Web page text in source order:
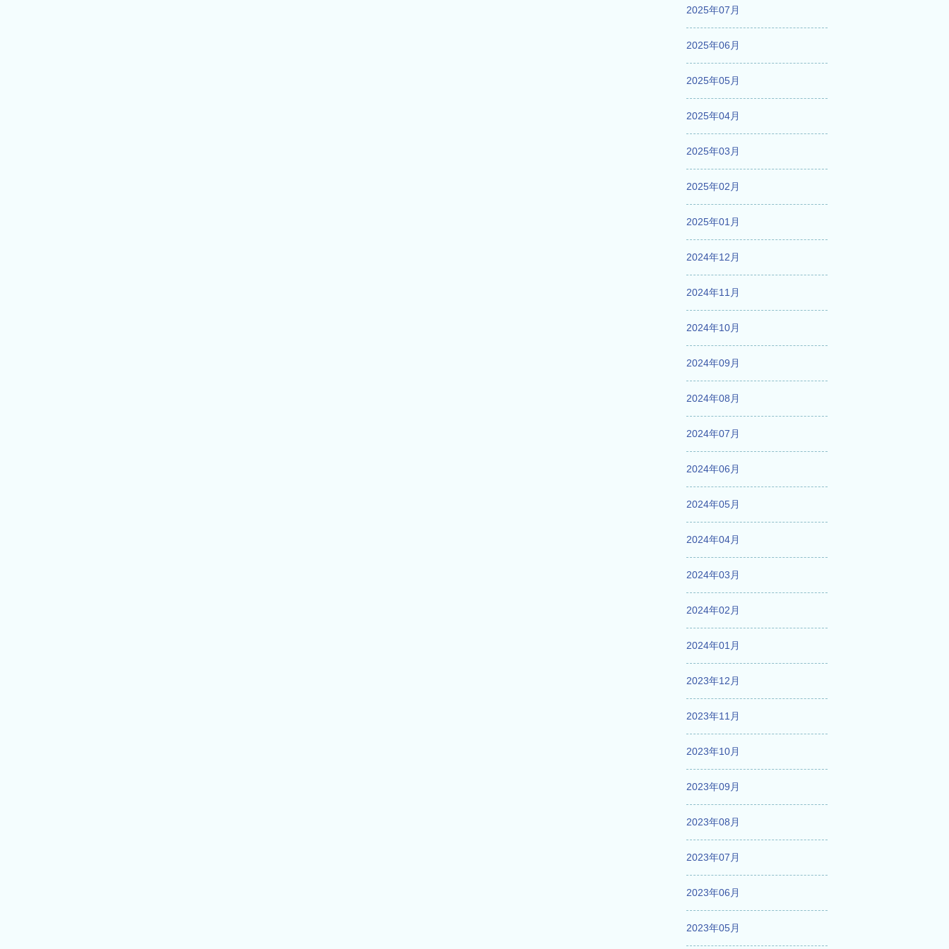
2025年07月
2025年06月
2025年05月
2025年04月
2025年03月
2025年02月
2025年01月
2024年12月
2024年11月
2024年10月
2024年09月
2024年08月
2024年07月
2024年06月
2024年05月
2024年04月
2024年03月
2024年02月
2024年01月
2023年12月
2023年11月
2023年10月
2023年09月
2023年08月
2023年07月
2023年06月
2023年05月